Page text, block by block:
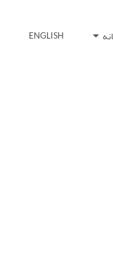
ENGLISH